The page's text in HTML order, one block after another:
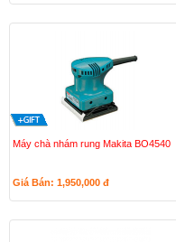
Máy chà nhám rung Makita BO4540
Giá Bán: 1,950,000 đ